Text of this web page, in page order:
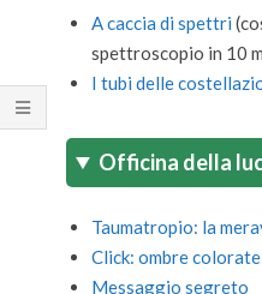
A caccia di spettri
spettroscopio in 10
I tubi delle
Officina della
Taumatropio: la
Click: ombre colorate
Messaggio segreto